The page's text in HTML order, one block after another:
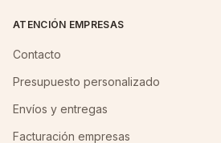
ATENCIÓN EMPRESAS
Contacto
Presupuesto personalizado
Envíos y entregas
Facturación empresas